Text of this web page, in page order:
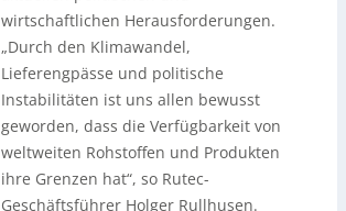
wirtschaftlichen Herausforderungen.
„Durch den Klimawandel,
Lieferengpässe und politische
Instabilitäten ist uns allen bewusst
geworden, dass die Verfügbarkeit von
weltweiten Rohstoffen und Produkten
ihre Grenzen hat“, so Rutec-
Geschäftsführer Holger Rullhusen.